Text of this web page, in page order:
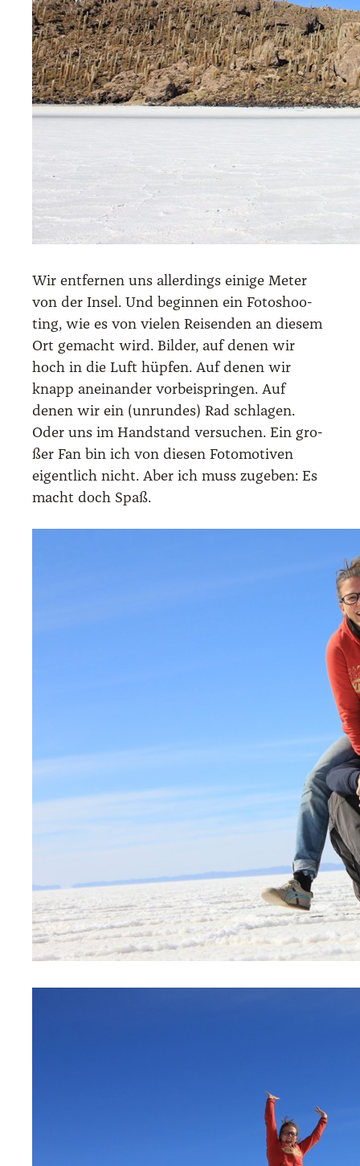
Wir ent­fer­nen uns aller­dings eini­ge Meter
von der Insel. Und begin­nen ein Foto­shoo­
ting, wie es von vie­len Rei­sen­den an die­sem
Ort gemacht wird. Bil­der, auf denen wir
hoch in die Luft hüp­fen. Auf denen wir
knapp anein­an­der vor­bei­sprin­gen. Auf
denen wir ein (unrun­des) Rad schla­gen.
Oder uns im Hand­stand ver­su­chen. Ein gro­
ßer Fan bin ich von die­sen Foto­mo­ti­ven
eigent­lich nicht. Aber ich muss zuge­ben: Es
macht doch Spaß.